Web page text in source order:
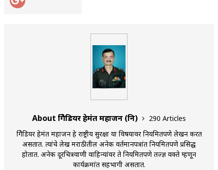
About ब्रिगेडियर हेमंत महाजन (नि)
290 Articles
ब्रिगेडियर हेमंत महाजन हे राष्ट्रीय सुरक्षा या विषयावर नियमितपणे लेखन करत
असतात. त्यांचे लेख मराठीतील अनेक वर्तमानपत्रांत नियमितपणे प्रसिद्ध
होतात. अनेक दूरचित्रवाणी वाहिन्यांवर ते नियमितपणे तज्ज्ञ वक्ते म्हणून
कार्यक्रमांत सहभागी असतात.